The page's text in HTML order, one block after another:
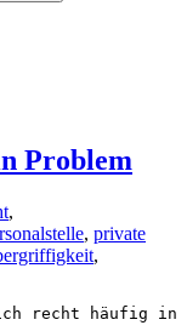
Problem
,
, private
,
recht häufig